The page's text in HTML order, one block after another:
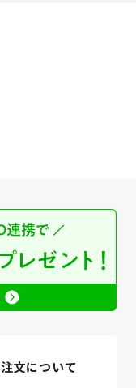
注文について